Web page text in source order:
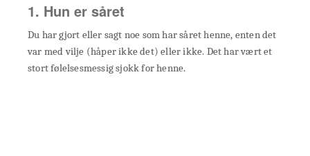
1. Hun er såret
Du har gjort eller sagt noe som har såret henne, enten det
var med vilje (håper ikke det) eller ikke. Det har vært et
stort følelsesmessig sjokk for henne.